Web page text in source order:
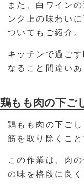
また、白ワイン
ンク上の味わい
ついてもご紹介。
キッチンで過ご
なること間違いあ
鶏もも肉の下ご
鶏もも肉の下ご
筋を取り除くこと
この作業は、肉
の味を格段に良く